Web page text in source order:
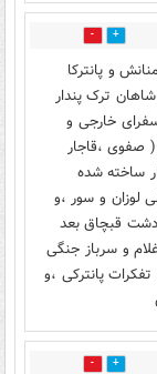
10
و پانترکا
ترک پندار
خارجی و
صفوی ،قاجار
ساخته شده
لوزان و سور ،و
دشت قبچاق بعد
و سرباز جنگی
پانترکی ،و
9